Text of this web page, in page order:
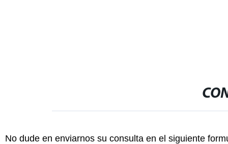
No dude en enviarnos su consulta en el siguiente